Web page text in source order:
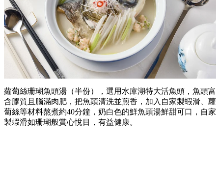
蘿蔔絲珊瑚魚頭湯（半份），選用水庫湖特大活魚頭，魚頭富
含膠質且腦滿肉肥，把魚頭清洗並煎香，加入自家製蝦滑、蘿
蔔絲等材料熬煮約40分鐘，奶白色的鮮魚頭湯鮮甜可口，自家
製蝦滑如珊瑚般賞心悅目，有益健康。